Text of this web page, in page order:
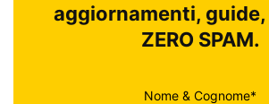
aggiornamenti,
ZERO SPAM.
Nome & Cognome*